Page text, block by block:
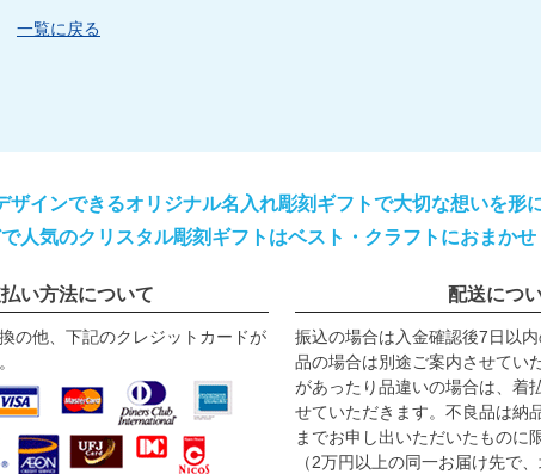
一覧に戻る
インできるオリジナル名入れ彫刻ギフトで大切な想いを形
気のクリスタル彫刻ギフトはベスト・クラフトにおまかせ
い方法について
の他、下記のクレジットカードが
配送につ
振込の場合は⼊⾦確認後7日以
品の場合は別途ご案内させてい
があったり品違いの場合は、着
せていただきます。不良品は納
までお申し出いただいたものに
（2万円以上の同⼀お届け先で